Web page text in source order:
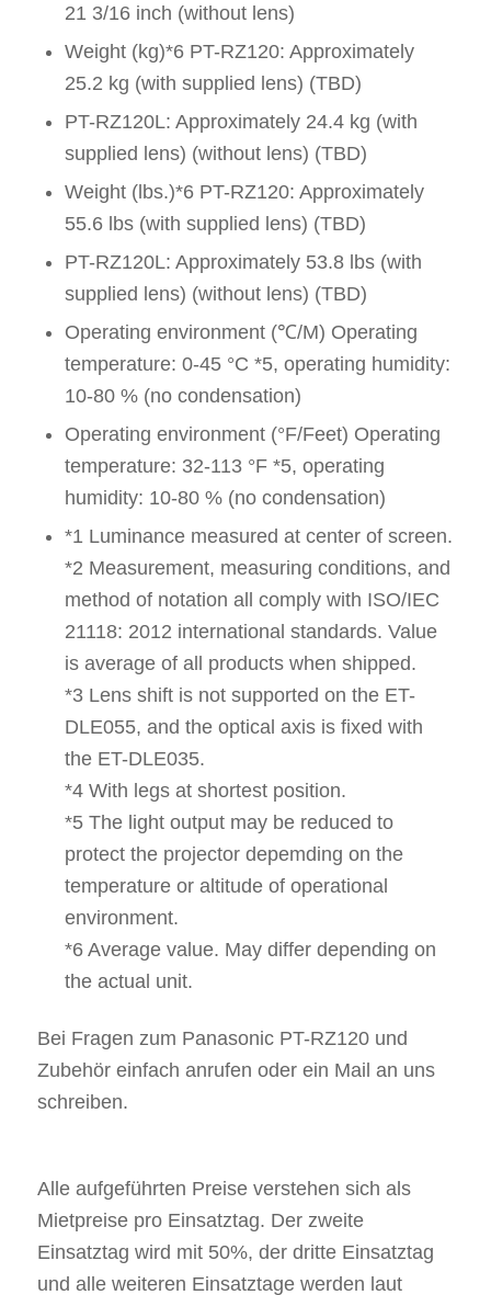
21 3/16 inch (without lens)
Weight (kg)*6 PT-RZ120: Approximately
25.2 kg (with supplied lens) (TBD)
PT-RZ120L: Approximately 24.4 kg (with
supplied lens) (without lens) (TBD)
Weight (lbs.)*6 PT-RZ120: Approximately
55.6 lbs (with supplied lens) (TBD)
PT-RZ120L: Approximately 53.8 lbs (with
supplied lens) (without lens) (TBD)
Operating environment (℃/M) Operating
temperature: 0-45 °C *5, operating humidity:
10-80 % (no condensation)
Operating environment (°F/Feet) Operating
temperature: 32-113 °F *5, operating
humidity: 10-80 % (no condensation)
*1 Luminance measured at center of screen.
*2 Measurement, measuring conditions, and
method of notation all comply with ISO/IEC
21118: 2012 international standards. Value
is average of all products when shipped.
*3 Lens shift is not supported on the ET-
DLE055, and the optical axis is fixed with
the ET-DLE035.
*4 With legs at shortest position.
*5 The light output may be reduced to
protect the projector depemding on the
temperature or altitude of operational
environment.
*6 Average value. May differ depending on
the actual unit.
Bei Fragen zum Panasonic PT-RZ120 und
Zubehör einfach anrufen oder ein Mail an uns
schreiben.
Alle aufgeführten Preise verstehen sich als
Mietpreise pro Einsatztag. Der zweite
Einsatztag wird mit 50%, der dritte Einsatztag
und alle weiteren Einsatztage werden laut